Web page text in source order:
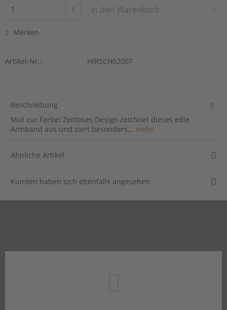
In den Warenkorb
Merken
Artikel-Nr.: HIRSCH02007
Beschreibung
Mut zur Farbe! Zeitloses Design zeichnet dieses edle
Armband aus und ziert besonders... mehr
Ähnliche Artikel
Kunden haben sich ebenfalls angesehen